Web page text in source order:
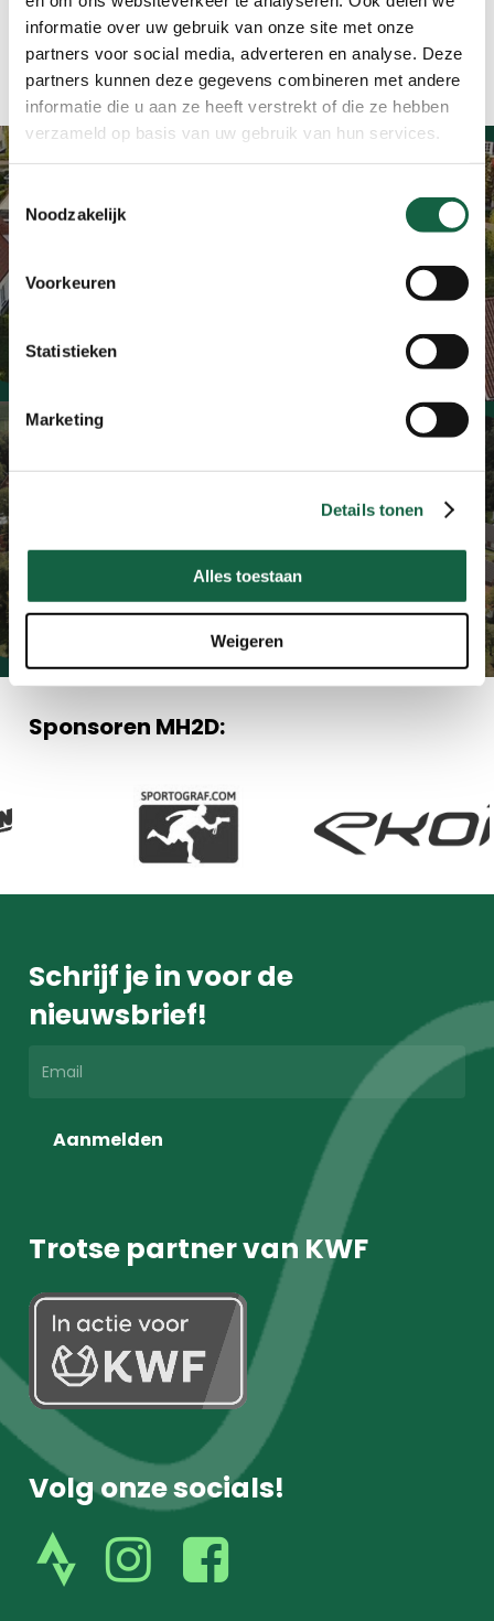
informatie over uw gebruik van onze site met onze
partners voor social media, adverteren en analyse. Deze
partners kunnen deze gegevens combineren met andere
informatie die u aan ze heeft verstrekt of die ze hebben
verzameld op basis van uw gebruik van hun services.
Toestemmingsselectie
Noodzakelijk
Voorkeuren
Statistieken
Marketing
Details tonen
Alles toestaan
Weigeren
Winnaar bekend! Winactie:
Mh2d x Landal Cauberg VIP
Next Post
Winnaar bekend! Winactie:
Verblijf 6 personen Landal
de Waufsberg
Sponsoren MH2D:
Schrijf je in voor de
nieuwsbrief!
Aanmelden
Trotse partner van KWF
Volg onze socials!
volg
ons
volg
ons